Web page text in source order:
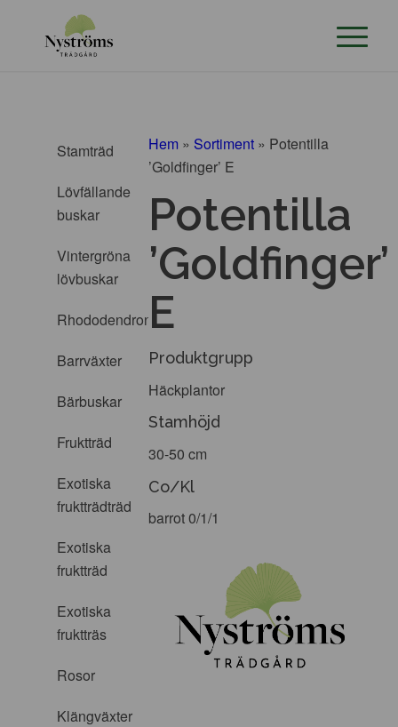
Stamträd
Lövfällande
buskar
Vintergröna
lövbuskar
Rhododendron
Barrväxter
Bärbuskar
Fruktträd
Exotiska
fruktträdträd
Exotiska
fruktträd
Exotiska
fruktträs
Rosor
Klängväxter
Hem » Sortiment » Potentilla
’Goldfinger’ E
Potentilla
’Goldfinger’
E
Produktgrupp
Häckplantor
Stamhöjd
30-50 cm
Co/Kl
barrot 0/1/1